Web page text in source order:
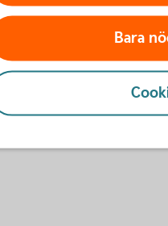
en kurs på 10 kr/euro.
året, ska du se till att ha
som kan uppkomma.
Bara